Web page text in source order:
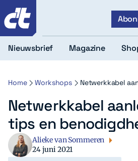
Nieuwsbrief Magazine
Home Workshops Netwerkkabel
Netwerkkabel
tips en
Alieke van Sommeren
24 juni 2021